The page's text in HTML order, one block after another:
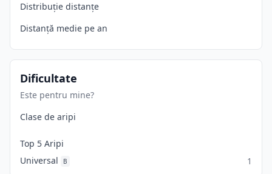
Distribuție distanțe
Distanță medie pe an
Dificultate
Este pentru mine?
Clase de aripi
Top 5 Aripi
Universal
B 1